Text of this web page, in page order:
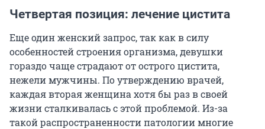
Четвертая позиция: лечение цистита
Еще один женский запрос, так как в силу
особенностей строения организма, девушки
гораздо чаще страдают от острого цистита,
нежели мужчины. По утверждению врачей,
каждая вторая женщина хотя бы раз в своей
жизни сталкивалась с этой проблемой. Из-за
такой распространенности патологии многие